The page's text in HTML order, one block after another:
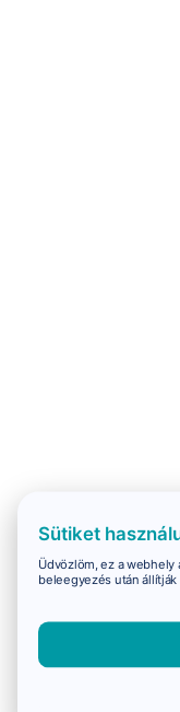
Sütiket
Üdvözlöm, ez a
beleegyezés után állítják